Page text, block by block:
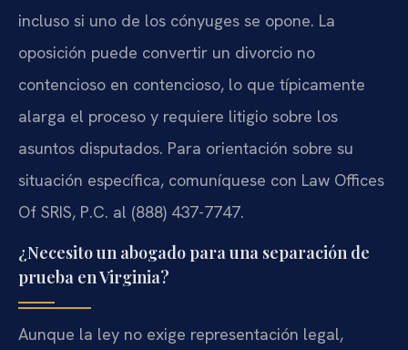
incluso si uno de los cónyuges se opone. La
oposición puede convertir un divorcio no
contencioso en contencioso, lo que típicamente
alarga el proceso y requiere litigio sobre los
asuntos disputados. Para orientación sobre su
situación específica, comuníquese con Law Offices
Of SRIS, P.C. al (888) 437-7747.
¿Necesito un abogado para una separación de
prueba en Virginia?
Aunque la ley no exige representación legal,